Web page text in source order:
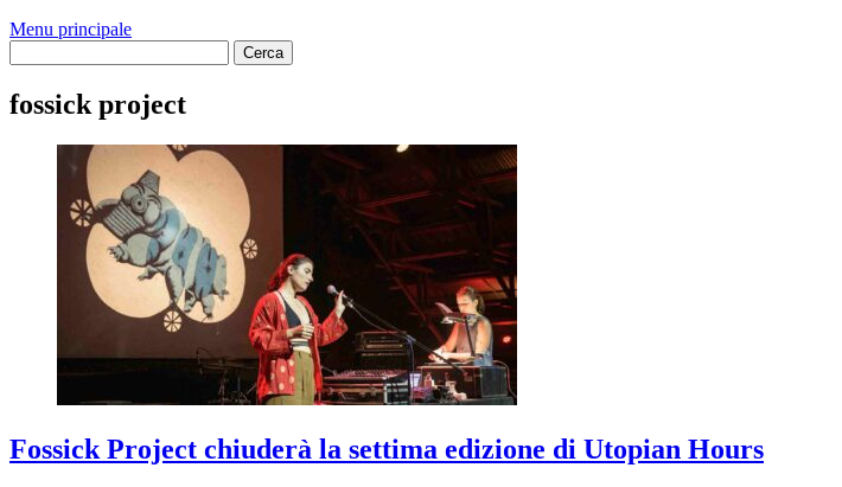
Menu principale
fossick project
Fossick Project chiuderà la settima edizione di Utopian Hours